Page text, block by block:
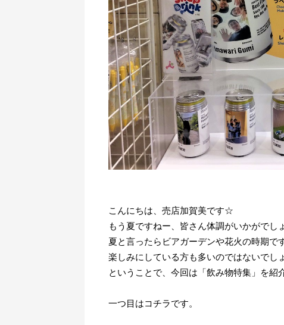
こんにちは、売店加賀美です☆
もう夏ですねー、皆さん体調がいかがでし
夏と言ったらビアガーデンや花火の時期で
楽しみにしている方も多いのではないで
ということで、今回は「飲み物特集」を紹
一つ目はコチラです。